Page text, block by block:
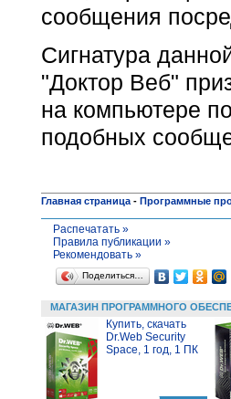
сообщения
Сигнатура
"Доктор Веб"
на компьютере
подобных
Главная страница - Программные
Распечатать »
Правила публикации »
Рекомендовать »
Поделиться…
МАГАЗИН ПРОГРАММНОГО
Купить, скачать
Dr.Web Security
Space, 1 год, 1 ПК